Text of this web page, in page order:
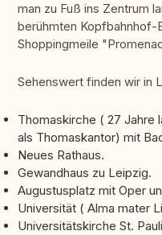
man zu Fuß ins Zentrum
berühmten Kopfbahnhof-
Shoppingmeile
Sehenswert finden wir in
Thomaskirche ( 27 Jahre
als Thomaskantor) mit
Neues Rathaus.
Gewandhaus zu Leipzig.
Augustusplatz mit Oper
Universität ( Alma mater
Universitätskirche St.